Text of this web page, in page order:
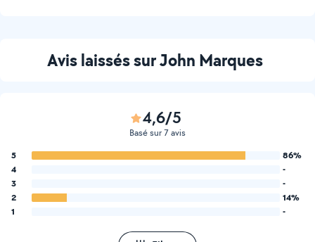
Avis laissés sur John Marques
4,6/5
Basé sur 7 avis
5
86%
4
-
3
-
2
14%
1
-